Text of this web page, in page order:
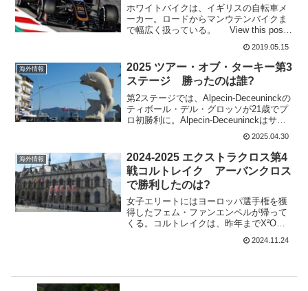
ホワイトバイクは、イギリスの自転車メ
ーカー。ロードからマンウテンバイクま
で幅広く扱っている。 View this post
on Instagram Introducing a new
2019.05.15
海外情報
2025 ツアー・オブ・ターキー第3
ステージ 勝ったのは誰?
第2ステージでは、Alpecin-Deceuninckの
ティボール・デル・グロッソが21歳でプ
ロ初勝利に。Alpecin-Deceuninckはサイ
モン・デヘアーズ、ティボール・デル・
グロッソと2連勝だ。第3ステージでは若
きエース、ティボー...
2025.04.30
海外情報
2024-2025 エクストラクロス第4
戦コルトレイク アーバンクロス
で勝利したのは?
女子エリートにはヨーロッパ選手権を獲
得したフェム・ファンエンペルが帰って
くる。コルトレイクは、昨年までX²Oバ
っていたけど、今年はエクストラクロス
2024.11.24